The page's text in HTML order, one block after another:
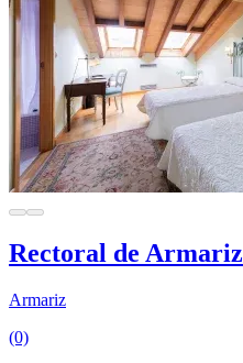
Rectoral de Armariz
Armariz
(0)